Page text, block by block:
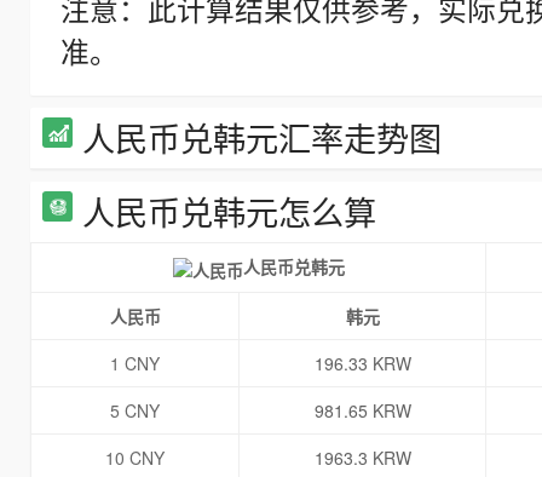
注意：此计算结果仅供参考，实际
准。
人民币兑韩元汇率走势图
人民币兑韩元怎么算
人民币兑韩元
人民币
韩元
1 CNY
196.33 KRW
5 CNY
981.65 KRW
10 CNY
1963.3 KRW